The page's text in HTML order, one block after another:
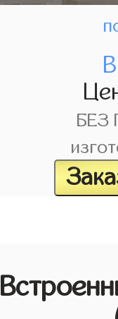
БЕЗ